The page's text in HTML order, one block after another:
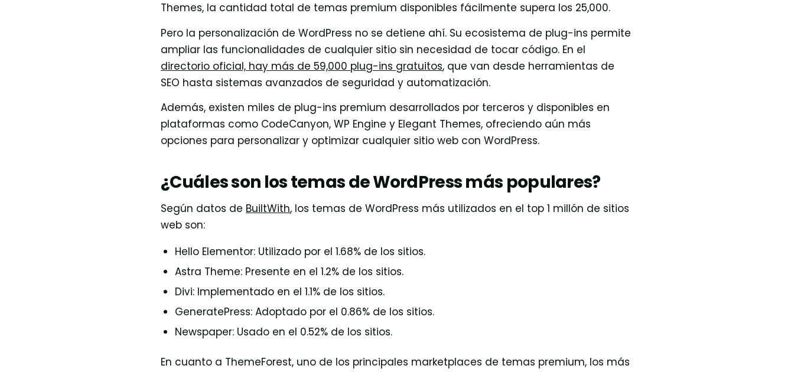
Themes, la cantidad total de temas premium disponibles fácilmente supera los 25,000.
Pero la personalización de WordPress no se detiene ahí. Su ecosistema de plug-ins permite
ampliar las funcionalidades de cualquier sitio sin necesidad de tocar código. En el
directorio oficial, hay más de 59,000 plug-ins gratuitos, que van desde herramientas de
SEO hasta sistemas avanzados de seguridad y automatización.
Además, existen miles de plug-ins premium desarrollados por terceros y disponibles en
plataformas como CodeCanyon, WP Engine y Elegant Themes, ofreciendo aún más
opciones para personalizar y optimizar cualquier sitio web con WordPress.
¿Cuáles son los temas de WordPress más populares?
Según datos de BuiltWith, los temas de WordPress más utilizados en el top 1 millón de sitios
web son:
Hello Elementor: Utilizado por el 1.68% de los sitios.
Astra Theme: Presente en el 1.2% de los sitios.
Divi: Implementado en el 1.1% de los sitios.
GeneratePress: Adoptado por el 0.86% de los sitios.
Newspaper: Usado en el 0.52% de los sitios.
En cuanto a ThemeForest, uno de los principales marketplaces de temas premium, los más